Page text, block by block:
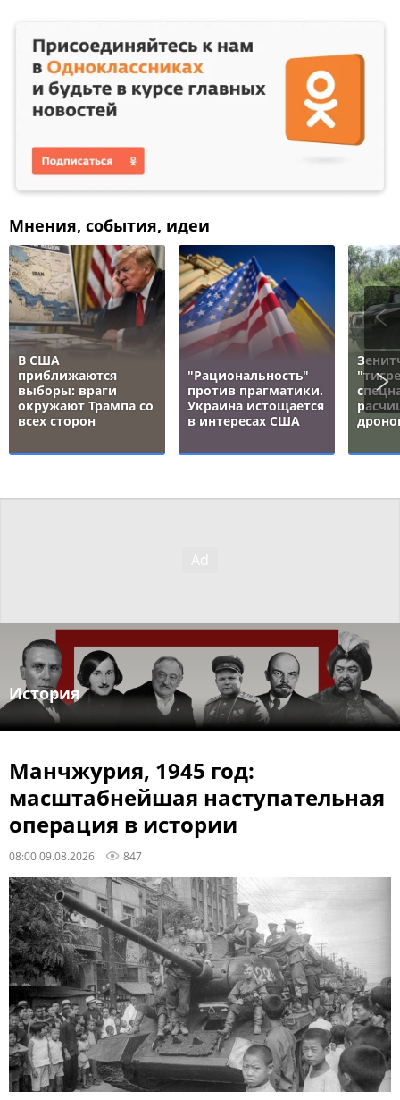
Мнения, события, идеи
В США
приближаются
выборы: враги
окружают Трампа со
всех сторон
"Рациональность"
против прагматики.
Украина истощается
в интересах США
История
Манчжурия, 1945 год:
масштабнейшая наступательная
операция в истории
08:00 09.08.2026 847